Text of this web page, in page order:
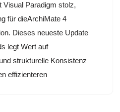
Visual Paradigm stolz,
für dieArchiMate 4
Dieses neueste Update
legt Wert auf
strukturelle Konsistenz
effizienteren